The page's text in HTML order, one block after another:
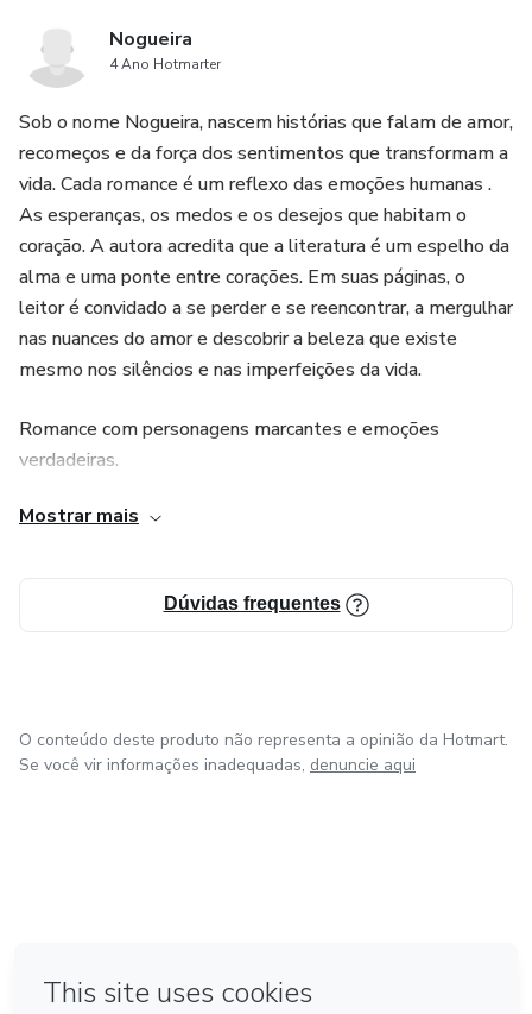
Nogueira
4 Ano Hotmarter
Sob o nome Nogueira, nascem histórias que falam de amor,
recomeços e da força dos sentimentos que transformam a
vida. Cada romance é um reflexo das emoções humanas .
As esperanças, os medos e os desejos que habitam o
coração. A autora acredita que a literatura é um espelho da
alma e uma ponte entre corações. Em suas páginas, o
leitor é convidado a se perder e se reencontrar, a mergulhar
nas nuances do amor e descobrir a beleza que existe
mesmo nos silêncios e nas imperfeições da vida.
Romance com personagens marcantes e emoções
verdadeiras.
Mostrar mais
Dúvidas frequentes
O conteúdo deste produto não representa a opinião da Hotmart.
Se você vir informações inadequadas, denuncie aqui
Feito com ❤ na Cidade do México